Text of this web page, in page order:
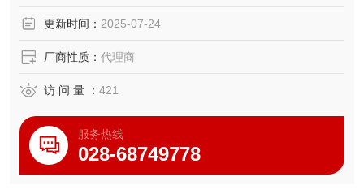
更新时间： 2025-07-24
厂商性质： 代理商
访 问 量 ： 421
服务热线
028-68749778